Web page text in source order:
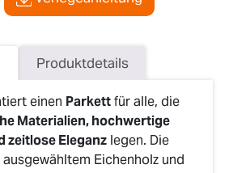
Produktdetails
einen Parkettfür alle, die
Materialien, hochwertige
zeitlose Eleganz legen. Die
Eichenholz und